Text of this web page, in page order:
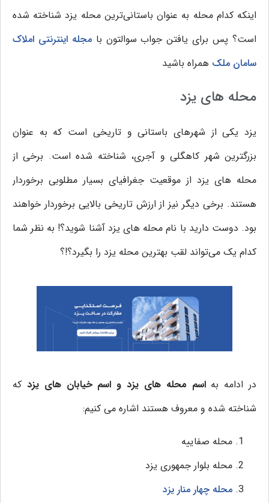
اینکه کدام محله به عنوان باستانی‌ترین محله یزد شناخته شده
است؟ پس برای یافتن جواب سوالتون بامجله اینترنتی املاک
سامان ملک همراه باشید
محله های یزد
یزد یکی از شهرهای باستانی و تاریخی است که به عنوان
بزرگترین شهر کاهگلی و آجری، شناخته شده است. برخی از
محله های یزد از موقعیت جغرافیای بسیار مطلوبی برخوردار
هستند. برخی دیگر نیز از ارزش تاریخی بالایی برخوردار خواهند
بود. دوست دارید با نام محله های یزد آشنا شوید؟! به نظر شما
کدام یک می‌تواند لقب بهترین محله یزد را بگیرد؟!؟
در ادامه بهاسم محله های یزد و اسم خیابان های یزد که
شناخته شده و معروف هستند اشاره می کنیم:
محله صفاییه
محله بلوار جمهوری یزد
محله چهار منار یزد